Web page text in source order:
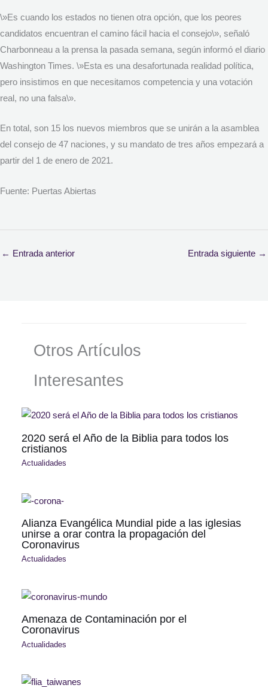
\»Es cuando los estados no tienen otra opción, que los peores
candidatos encuentran el camino fácil hacia el consejo\», señaló
Charbonneau a la prensa la pasada semana, según informó el diario
Washington Times. \»Esta es una desafortunada realidad política,
pero insistimos en que necesitamos competencia y una votación
real, no una falsa\».
En total, son 15 los nuevos miembros que se unirán a la asamblea
del consejo de 47 naciones, y su mandato de tres años empezará a
partir del 1 de enero de 2021.
Fuente: Puertas Abiertas
← Entrada anterior Entrada siguiente →
Otros Artículos
Interesantes
2020 será el Año de la Biblia para todos los
cristianos
Actualidades
Alianza Evangélica Mundial pide a las iglesias
unirse a orar contra la propagación del
Coronavirus
Actualidades
Amenaza de Contaminación por el
Coronavirus
Actualidades